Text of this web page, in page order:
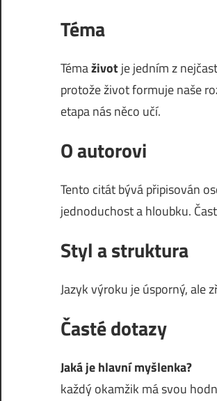
Téma
Témaživot je jedním z
protože život formuje naše
etapa nás něco učí.
O autorovi
Tento citát bývá připisován
jednoduchost a hloubku.
Styl a struktura
Jazyk výroku je úsporný, ale
Časté dotazy
Jaká je hlavní myšlenka?
každý okamžik má svou